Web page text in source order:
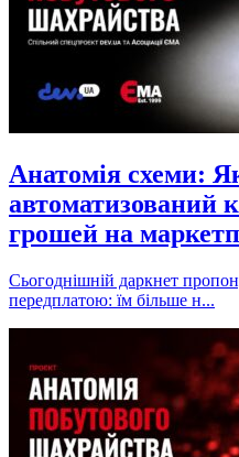
Анатомія схеми:
автоматизований
грошей на
Сьогоднішній даркнет
передплатою: їм більше н...